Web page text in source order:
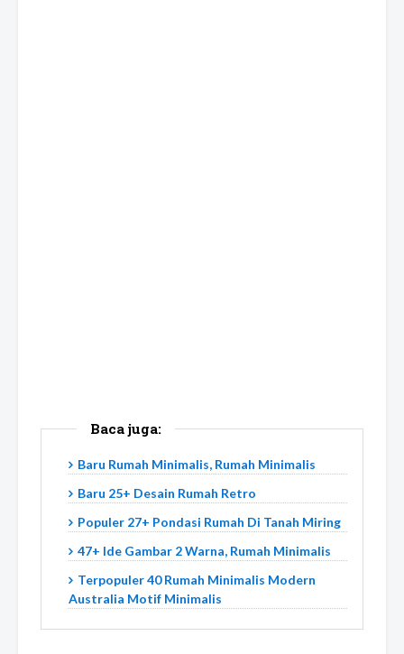
Baca juga:
Baru Rumah Minimalis, Rumah Minimalis
Baru 25+ Desain Rumah Retro
Populer 27+ Pondasi Rumah Di Tanah Miring
47+ Ide Gambar 2 Warna, Rumah Minimalis
Terpopuler 40 Rumah Minimalis Modern
Australia Motif Minimalis